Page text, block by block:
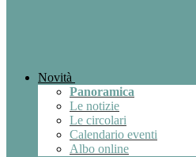
Novità
Panoramica
Le notizie
Le circolari
Calendario eventi
Albo online